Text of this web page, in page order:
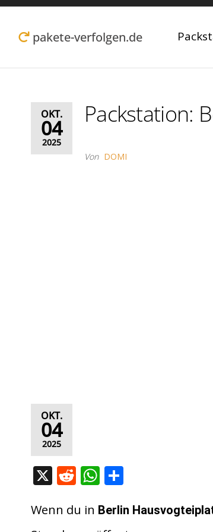
Zum
Inhalt pakete-verfolgen.de
OKT.
04
2025
Packstation:
Von DOMI
OKT.
04
2025
X R
d
W
at le
Wenn du in Berlin